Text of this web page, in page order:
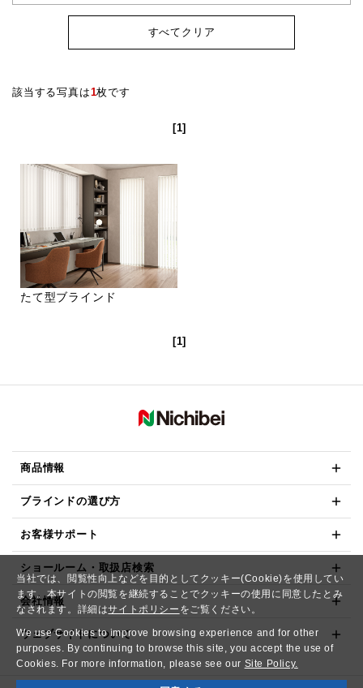
当社では、閲覧性向上などを目的としてクッキー(Cookie)を使用してい
ます。本サイトの閲覧を継続することでクッキーの使用に同意したとみ
なされます。詳細はサイトポリシー をご覧ください。
We use Cookies to improve browsing experience and for other
purposes. By continuing to browse this site, you accept the use of
Cookies. For more information, please see our Site Policy.
すべてクリア
該当する写真は1枚です
[1]
たて型ブラインド
[1]
商品情報
ブラインドの選び方
お客様サポート
ショールーム・取扱店検索
会社情報
ウェブサイトについて